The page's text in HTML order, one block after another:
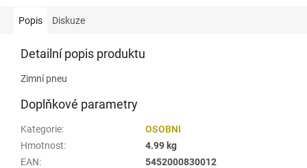
Popis Diskuze
Detailní popis produktu
Zimní pneu
Doplňkové parametry
Kategorie:
OSOBNI
Hmotnost:
4.99 kg
EAN:
5452000830012